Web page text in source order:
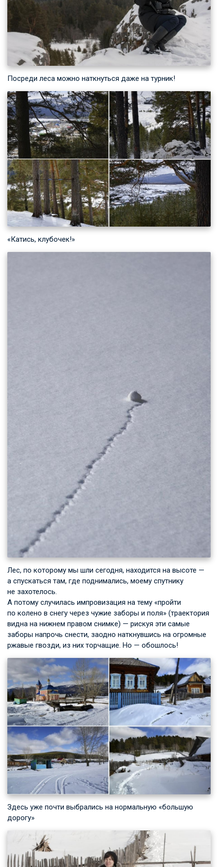
Посреди леса можно наткнуться даже на турник!
«Катись, клубочек!»
Лес, по которому мы шли сегодня, находится на высоте —
а спускаться там, где поднимались, моему спутнику
не захотелось.
А потому случилась импровизация на тему «пройти
по колено в снегу через чужие заборы и поля» (траектория
видна на нижнем правом снимке) — рискуя эти самые
заборы напрочь снести, заодно наткнувшись на огромные
ржавые гвозди, из них торчащие. Но — обошлось!
Здесь уже почти выбрались на нормальную «большую
дорогу»